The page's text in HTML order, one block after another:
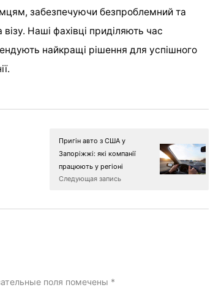
забезпечуючи безпроблемний та
Наші фахівці приділяють час
найкращі рішення для успішного
Пригін авто з США у
Запоріжжі: які компанії
працюють у регіоні
Следующая запись
поля помечены *